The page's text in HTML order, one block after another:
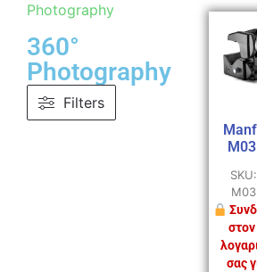
Photography
360°
Photography
Filters
σας